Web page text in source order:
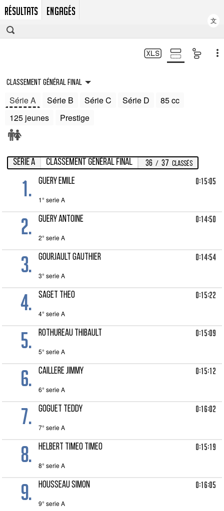
RÉSULTATS ENGAGÉS
文
Classement général final
Série A Série B Série C Série D
85 cc
125 jeunes
Prestige
Série A Classement général final 36 / 37 Classés
1. GUERY Emile 0:15:05
1° serie A
2. GUERY Antoine 0:14:50
2° serie A
3. GOURJAULT Gauthier 0:14:54
3° serie A
4. SAGET Theo 0:15:22
4° serie A
5. ROTHUREAU Thibault 0:15:09
5° serie A
6. CAILLERE Jimmy 0:15:12
6° serie A
7. GOGUET Teddy 0:16:02
7° serie A
8. HELBERT TIMEO Timeo 0:15:19
8° serie A
9. HOUSSEAU Simon 0:16:05
9° serie A